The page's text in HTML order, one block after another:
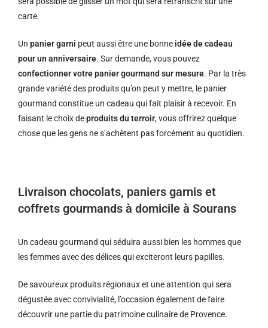
carte.
Un panier garni peut aussi être une bonne idée de cadeau
pour un anniversaire. Sur demande, vous pouvez
confectionner votre panier gourmand sur mesure. Par la très
grande variété des produits qu’on peut y mettre, le panier
gourmand constitue un cadeau qui fait plaisir à recevoir. En
faisant le choix deproduits du terroir, vous offrirez quelque
chose que les gens ne s’achètent pas forcément au quotidien.
Livraison chocolats, paniers garnis et
coffrets gourmands à domicile à Sourans
Un cadeau gourmand qui séduira aussi bien les hommes que
les femmes avec des délices qui exciteront leurs papilles.
De savoureux produits régionaux et une attention qui sera
dégustée avec convivialité, l’occasion également de faire
découvrir une partie du patrimoine culinaire de Provence.